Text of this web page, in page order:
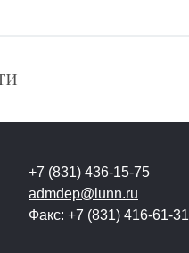
+7 (831) 436-15-75
admdep@lunn.ru
Факс: +7 (831) 416-61-31